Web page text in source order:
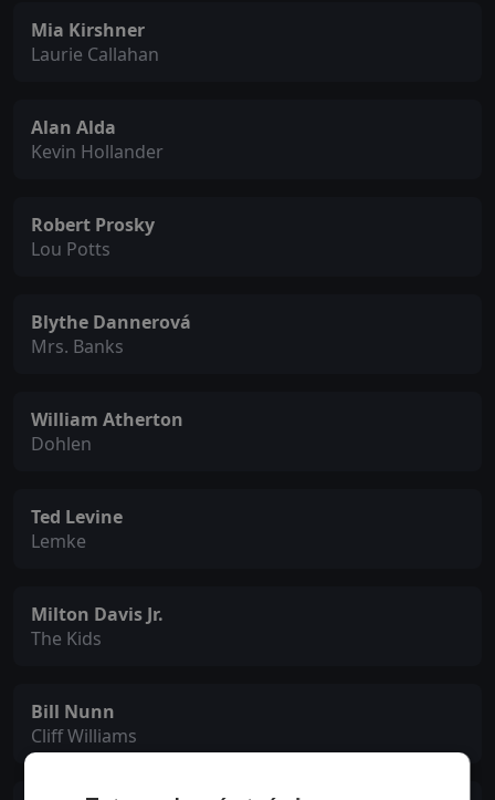
Mia Kirshner
Laurie Callahan
Alan Alda
Kevin Hollander
Robert Prosky
Lou Potts
Blythe Dannerová
Mrs. Banks
William Atherton
Dohlen
Ted Levine
Lemke
Milton Davis Jr.
The Kids
Bill Nunn
Cliff Williams